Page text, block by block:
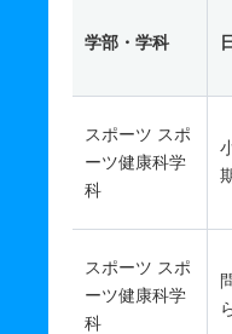
学部・学科
スポーツ スポ
ーツ健康科学
科
スポーツ スポ
ーツ健康科学
科